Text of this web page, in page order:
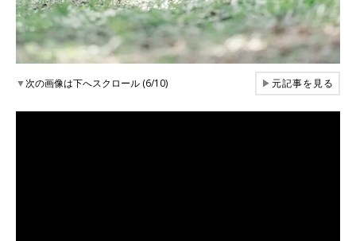
▼次の画像は下へスクロール (6/10) ▶元記事を見る